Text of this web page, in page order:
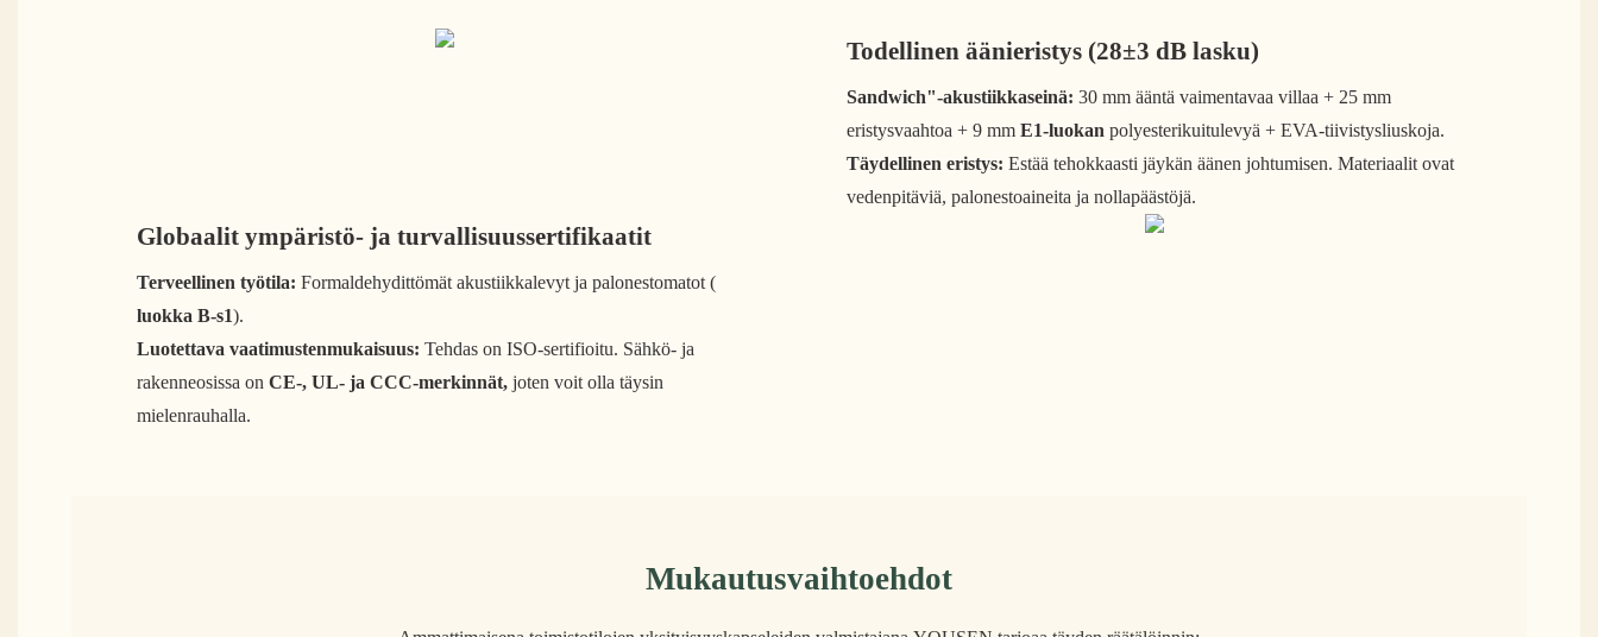
Todellinen äänieristys (28±3 dB lasku)
Sandwich"-akustiikkaseinä: 30 mm ääntä vaimentavaa villaa + 25 mm
eristysvaahtoa + 9 mmE1-luokan polyesterikuitulevyä + EVA-tiivistysliuskoja.
Täydellinen eristys: Estää tehokkaasti jäykän äänen johtumisen. Materiaalit ovat
vedenpitäviä, palonestoaineita ja nollapäästöjä.
Globaalit ympäristö- ja turvallisuussertifikaatit
Terveellinen työtila: Formaldehydittömät akustiikkalevyt ja palonestomatot (
luokka B-s1).
Luotettava vaatimustenmukaisuus: Tehdas on ISO-sertifioitu. Sähkö- ja
rakenneosissa onCE-, UL- ja CCC-merkinnät, joten voit olla täysin
mielenrauhalla.
Mukautusvaihtoehdot